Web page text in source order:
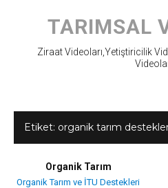
TARIMSAL
Ziraat Videoları,Yetiştiricilik
Etiket: organik tarım
Organik Tarım
Organik Tarım ve İTU Destekleri